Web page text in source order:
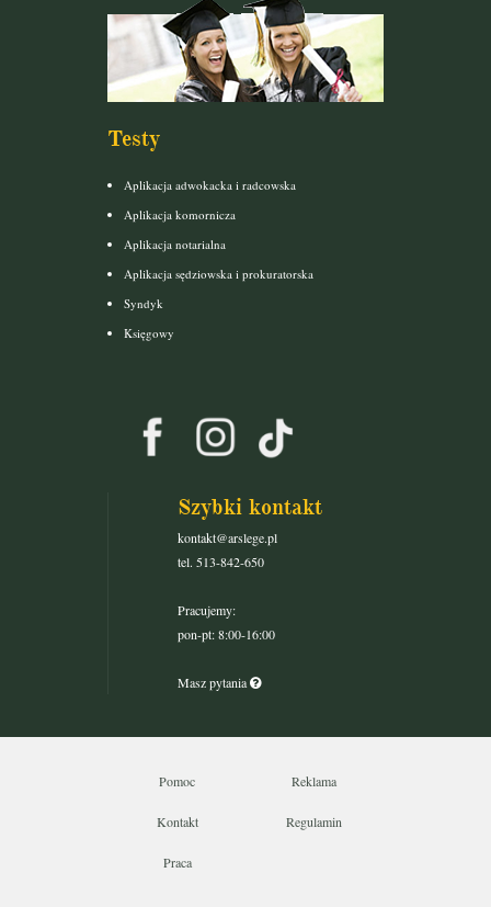
Testy
Aplikacja adwokacka i radcowska
Aplikacja komornicza
Aplikacja notarialna
Aplikacja sędziowska i prokuratorska
Syndyk
Księgowy
Szybki kontakt
kontakt@arslege.pl
tel. 513-842-650
Pracujemy:
pon-pt: 8:00-16:00
Masz pytania
Pomoc Reklama
Kontakt Regulamin
Praca